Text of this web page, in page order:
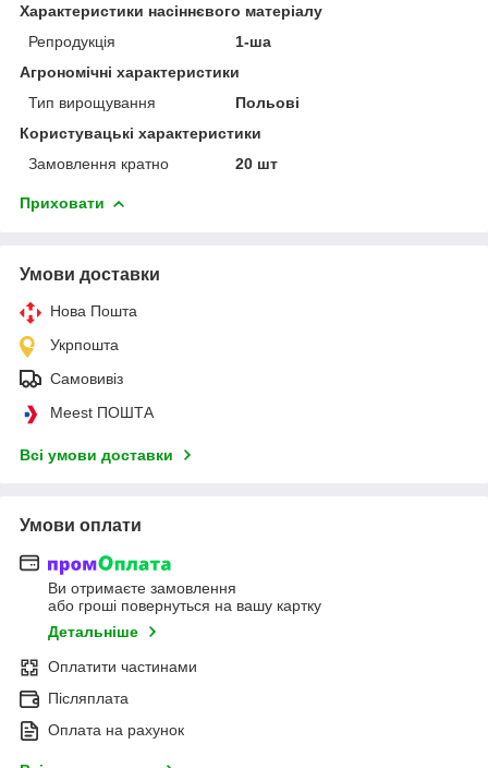
Характеристики насіннєвого матеріалу
Репродукція
1-ша
Агрономічні характеристики
Тип вирощування
Польові
Користувацькі характеристики
Замовлення кратно
20 шт
Приховати
Умови доставки
Нова Пошта
Укрпошта
Самовивіз
Meest ПОШТА
Всі умови доставки
Умови оплати
Ви отримаєте замовлення
або гроші повернуться на вашу картку
Детальніше
Оплатити частинами
Післяплата
Оплата на рахунок